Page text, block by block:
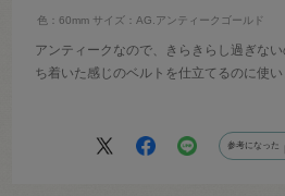
色：60mm サイズ：AG.アンティークゴールド
アンティークなので、きらきらし過ぎな
ち着いた感じのベルトを仕立てるのに使い
参考になった